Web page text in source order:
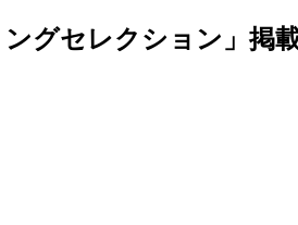
グセレクション」掲